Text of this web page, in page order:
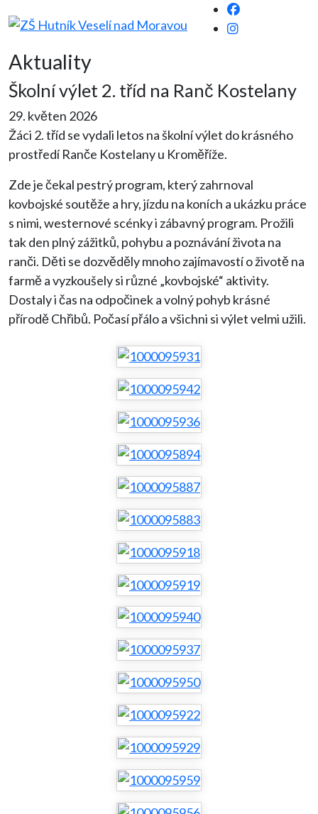
Aktuality
Školní výlet 2. tříd na Ranč Kostelany
29. květen 2026
Žáci 2. tříd se vydali letos na školní výlet do krásného
prostředí Ranče Kostelany u Kroměříže.
Zde je čekal pestrý program, který zahrnoval
kovbojské soutěže a hry, jízdu na koních a ukázku práce
s nimi, westernové scénky i zábavný program. Prožili
tak den plný zážitků, pohybu a poznávání života na
ranči. Děti se dozvěděly mnoho zajímavostí o životě na
farmě a vyzkoušely si různé „kovbojské“ aktivity.
Dostaly i čas na odpočinek a volný pohyb krásné
přírodě Chřibů. Počasí přálo a všichni si výlet velmi užili.